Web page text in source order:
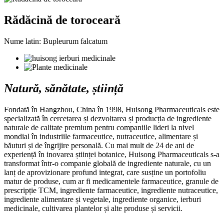
Rădăcină de toroceară
Nume latin: Bupleurum falcatum
Natură, sănătate, știință
Fondată în Hangzhou, China în 1998, Huisong Pharmaceuticals este
specializată în cercetarea și dezvoltarea și producția de ingrediente
naturale de calitate premium pentru companiile lideri la nivel
mondial în industriile farmaceutice, nutraceutice, alimentare și
băuturi și de îngrijire personală. Cu mai mult de 24 de ani de
experiență în inovarea științei botanice, Huisong Pharmaceuticals s-a
transformat într-o companie globală de ingrediente naturale, cu un
lanț de aprovizionare profund integrat, care susține un portofoliu
matur de produse, cum ar fi medicamentele farmaceutice, granule de
prescripție TCM, ingrediente farmaceutice, ingrediente nutraceutice,
ingrediente alimentare și vegetale, ingrediente organice, ierburi
medicinale, cultivarea plantelor și alte produse și servicii.